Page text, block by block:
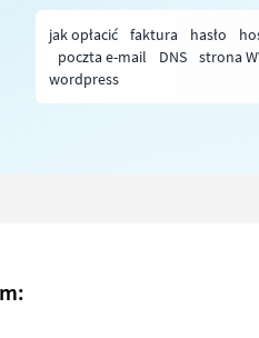
jak opłacić faktura hasło
poczta e-mail
DNS strona
wordpress